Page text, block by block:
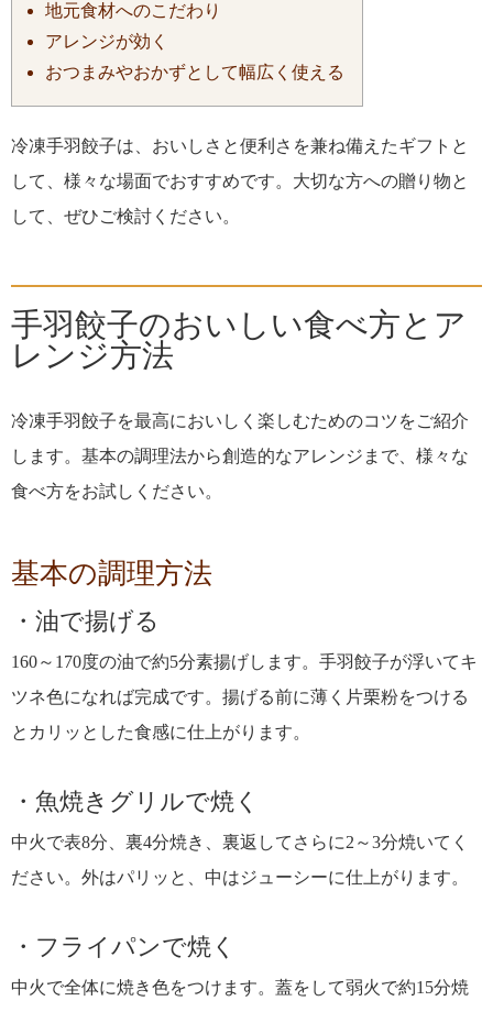
地元食材へのこだわり
アレンジが効く
おつまみやおかずとして幅広く使える
冷凍手羽餃子は、おいしさと便利さを兼ね備えたギフトと
して、様々な場面でおすすめです。大切な方への贈り物と
して、ぜひご検討ください。
手羽餃子のおいしい食べ方とア
レンジ方法
冷凍手羽餃子を最高においしく楽しむためのコツをご紹介
します。基本の調理法から創造的なアレンジまで、様々な
食べ方をお試しください。
基本の調理方法
油で揚げる
160～170度の油で約5分素揚げします。手羽餃子が浮いてキ
ツネ色になれば完成です。揚げる前に薄く片栗粉をつける
とカリッとした食感に仕上がります。
魚焼きグリルで焼く
中火で表8分、裏4分焼き、裏返してさらに2～3分焼いてく
ださい。外はパリッと、中はジューシーに仕上がります。
フライパンで焼く
中火で全体に焼き色をつけます。蓋をして弱火で約15分焼